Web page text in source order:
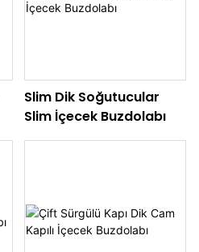
Slim Dik Soğutucular
Slim İçecek Buzdolabı